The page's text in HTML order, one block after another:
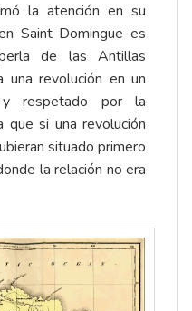
la atención en su
Saint Domingue es
de las Antillas
una revolución en un
respetado por la
que si una revolución
situado primero
la relación no era